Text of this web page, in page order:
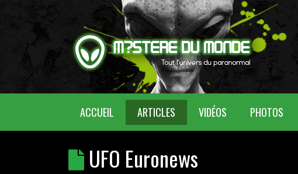
ACCUEIL (CURRENT)ARTICLES VIDÉOS PHOTOS
UFO Euronews